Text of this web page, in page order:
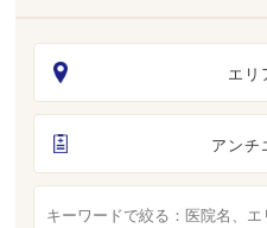
エリ
アンチ